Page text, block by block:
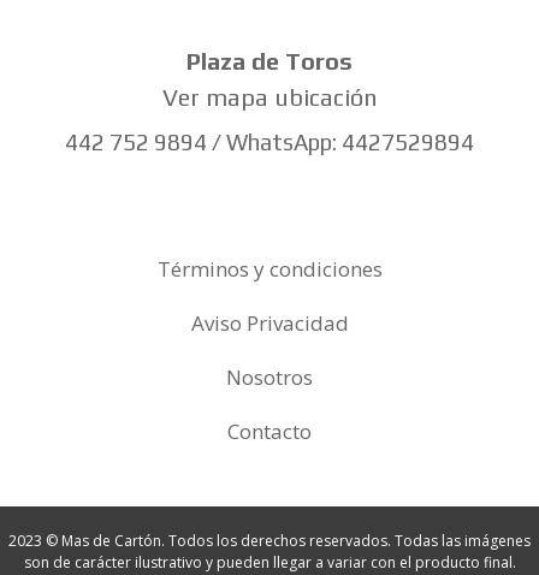
Plaza de Toros
Ver mapa ubicación
442 752 9894 / WhatsApp: 4427529894
Términos y condiciones
Aviso Privacidad
Nosotros
Contacto
2023 © Mas de Cartón. Todos los derechos reservados. Todas las imágenes
son de carácter ilustrativo y pueden llegar a variar con el producto final.